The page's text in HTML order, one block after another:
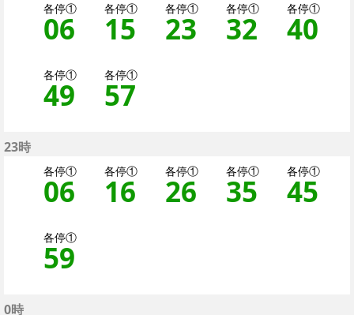
各停①
06 6分はつ 各停（二子
各停①
15 15分はつ 各停
各停①
23 23分はつ
各停①
32 32分
各停①
40
各停①
49 49分はつ 各停（二
各停①
57
23時
各停①
06 6分はつ 各停（二子
各停①
16 16分はつ 各停
各停①
26 26分はつ
各停①
35 35分
各停①
45
各停①
59
0時